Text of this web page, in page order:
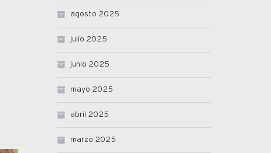
agosto 2025
julio 2025
junio 2025
mayo 2025
abril 2025
marzo 2025